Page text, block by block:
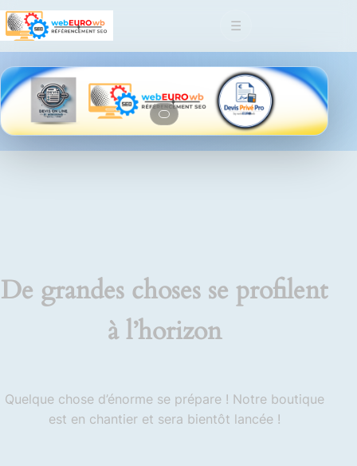
☰
De grandes choses se profilent
à l’horizon
Quelque chose d’énorme se prépare ! Notre boutique
est en chantier et sera bientôt lancée !